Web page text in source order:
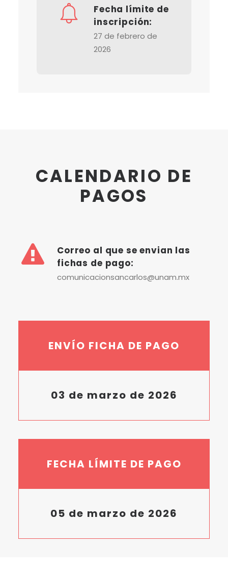
Fecha límite de
inscripción:
27 de febrero de
2026
CALENDARIO DE
PAGOS
Correo al que se envian las
fichas de pago:
comunicacionsancarlos@unam.mx
ENVÍO FICHA DE PAGO
03 de marzo de 2026
FECHA LÍMITE DE PAGO
05 de marzo de 2026